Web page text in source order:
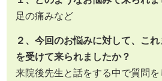
足の痛みなど
２、今回のお悩みに対して、こ
を受けて来られましたか？
来院後先生と話をする中で質問